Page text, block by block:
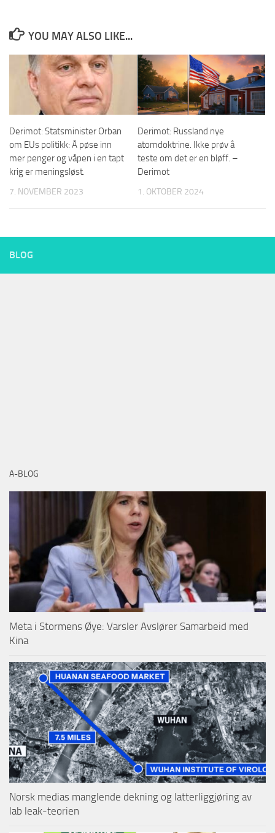
YOU MAY ALSO LIKE...
Derimot: Statsminister Orban
om EUs politikk: Å pøse inn
mer penger og våpen i en tapt
krig er meningsløst.
7. NOVEMBER 2023
Derimot: Russland nye
atomdoktrine. Ikke prøv å
teste om det er en bløff. –
Derimot
1. OKTOBER 2024
BLOG
A-BLOG
Meta i Stormens Øye: Varsler Avslører Samarbeid med
Kina
Norsk medias manglende dekning og latterliggjøring av
lab leak-teorien